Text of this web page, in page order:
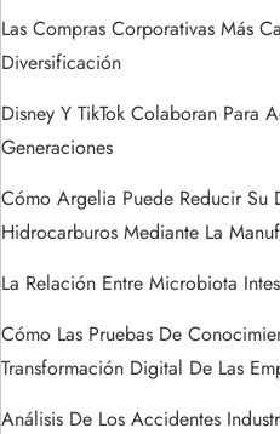
n
d
e
e
n
t
r
Las Compras Corporativas Más
Diversificación
Disney Y TikTok Colaboran Para
Generaciones
Cómo Argelia Puede Reducir Su
Hidrocarburos Mediante La
La Relación Entre Microbiota
Cómo Las Pruebas De
Transformación Digital De Las
Análisis De Los Accidentes